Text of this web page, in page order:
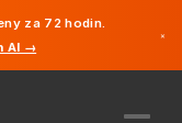
za 72 hodin.
AI →
×
Angličtina